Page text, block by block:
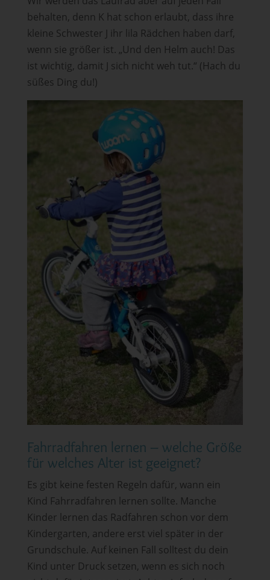
behalten, denn K hat schon erlaubt, dass ihre
kleine Schwester J ihr lila Rädchen haben darf,
wenn sie größer ist. „Und den Helm auch! Das
ist wichtig, damit J sich nicht weh tut.“ (Hach du
süßes Ding du!)
Fahrradfahren lernen – welche Größe
für welches Alter ist geeignet?
Es gibt keine festen Regeln dafür, wann ein
Kind Fahrradfahren lernen sollte. Manche
Kinder lernen das Radfahren schon vor dem
Kindergarten, andere erst viel später in der
Grundschule. Auf keinen Fall solltest du dein
Kind unter Druck setzen, wenn es sich noch